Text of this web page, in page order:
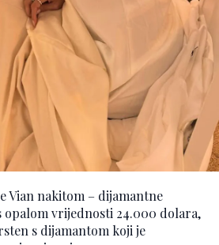
Vian nakitom – dijamantne
opalom vrijednosti 24.000 dolara,
s dijamantom koji je